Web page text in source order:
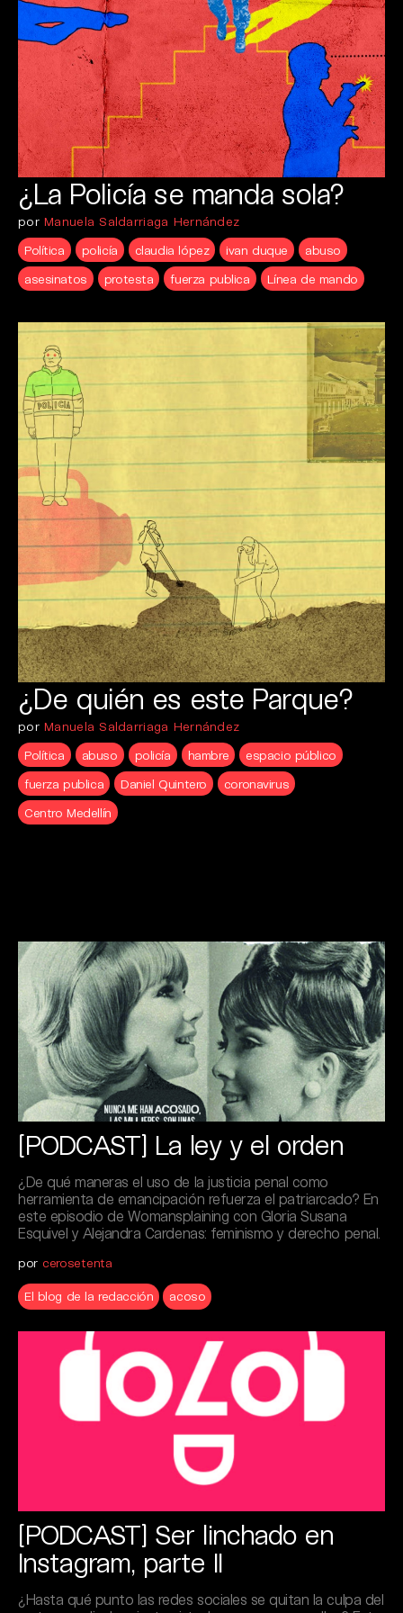
¿La Policía se manda sola?
porManuela Saldarriaga Hernández
Política
policía claudia lópez ivan duque
abuso
asesinatos
protesta fuerza publica Línea de mando
¿De quién es este Parque?
porManuela Saldarriaga Hernández
Política
abuso policía hambre
espacio público
fuerza publica
Daniel Quintero
coronavirus
Centro Medellín
[PODCAST] La ley y el orden
¿De qué maneras el uso de la justicia penal como
herramienta de emancipación refuerza el patriarcado? En
este episodio de Womansplaining con Gloria Susana
Esquivel y Alejandra Cardenas: feminismo y derecho penal.
por cerosetenta
El blog de la redacción acoso
[PODCAST] Ser linchado en
Instagram, parte II
¿Hasta qué punto las redes sociales se quitan la culpa del